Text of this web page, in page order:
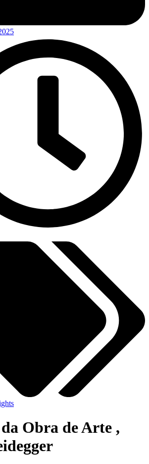
Obra de Arte ,